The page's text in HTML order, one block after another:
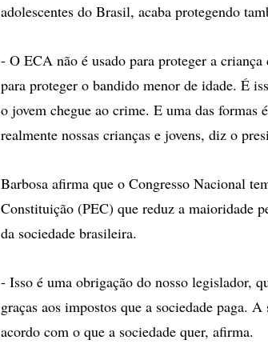
adolescentes do Brasil, acaba protegendo
- O ECA não é usado para proteger a
para proteger o bandido menor de idade. É
o jovem chegue ao crime. E uma das formas
realmente nossas crianças e jovens, diz o
Barbosa afirma que o Congresso Nacional
Constituição (PEC) que reduz a maioridade
da sociedade brasileira.
- Isso é uma obrigação do nosso legislador,
graças aos impostos que a sociedade paga.
acordo com o que a sociedade quer, afirma.